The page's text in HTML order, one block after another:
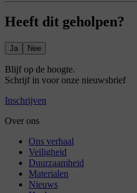
Heeft dit geholpen?
Ja Nee